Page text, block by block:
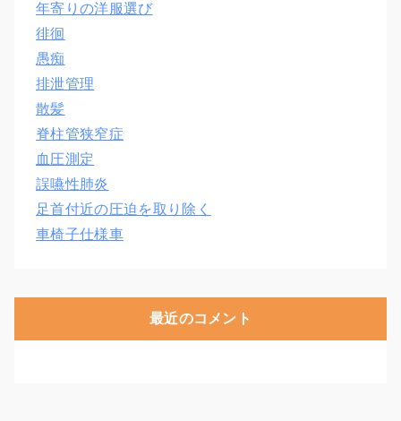
年寄りの洋服選び
徘徊
愚痴
排泄管理
散髪
脊柱管狭窄症
血圧測定
誤嚥性肺炎
足首付近の圧迫を取り除く
車椅子仕様車
最近のコメント